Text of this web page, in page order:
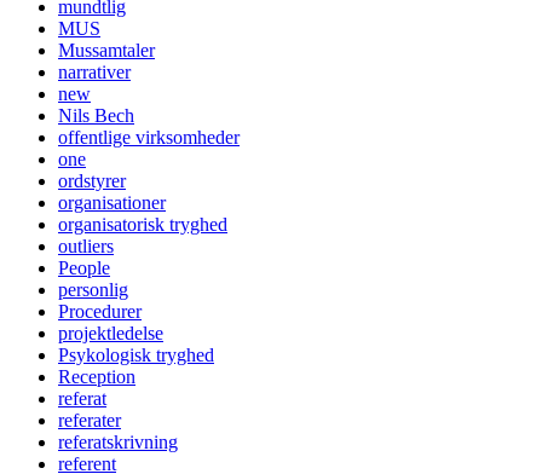
mundtlig
MUS
Mussamtaler
narrativer
new
Nils Bech
offentlige virksomheder
one
ordstyrer
organisationer
organisatorisk tryghed
outliers
People
personlig
Procedurer
projektledelse
Psykologisk tryghed
Reception
referat
referater
referatskrivning
referent